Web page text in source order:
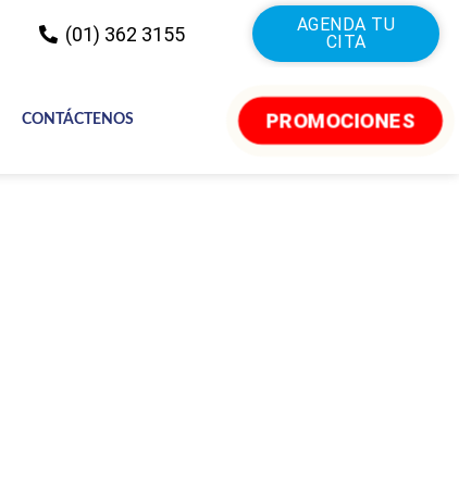
(01) 362 3155
AGENDA TU
CITA
CONTÁCTENOS PROMOCIONES